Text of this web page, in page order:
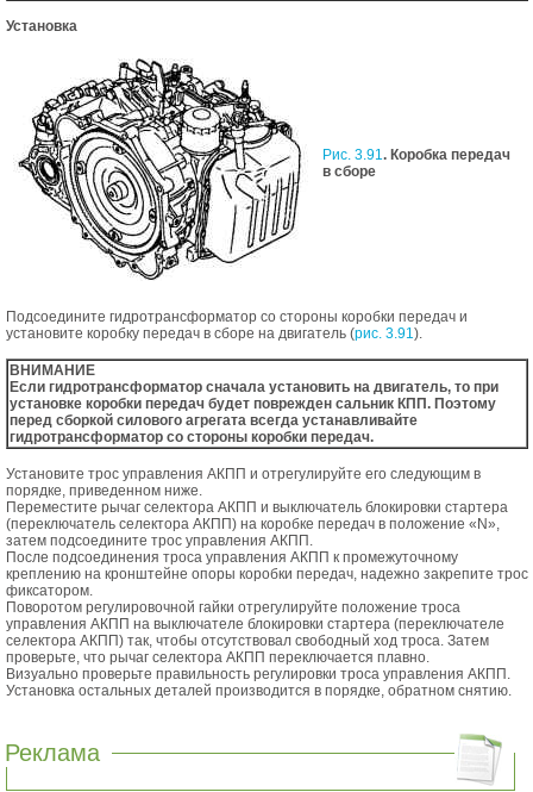
Установка
Рис. 3.91. Коробка передач
в сборе
Подсоедините гидротрансформатор со стороны коробки передач и
установите коробку передач в сборе на двигатель (рис. 3.91).
ВНИМАНИЕ
Если гидротрансформатор сначала установить на двигатель, то при
установке коробки передач будет поврежден сальник КПП. Поэтому
перед сборкой силового агрегата всегда устанавливайте
гидротрансформатор со стороны коробки передач.
Установите трос управления АКПП и отрегулируйте его следующим в
порядке, приведенном ниже.
Переместите рычаг селектора АКПП и выключатель блокировки стартера
(переключатель селектора АКПП) на коробке передач в положение «N»,
затем подсоедините трос управления АКПП.
После подсоединения троса управления АКПП к промежуточному
креплению на кронштейне опоры коробки передач, надежно закрепите трос
фиксатором.
Поворотом регулировочной гайки отрегулируйте положение троса
управления АКПП на выключателе блокировки стартера (переключателе
селектора АКПП) так, чтобы отсутствовал свободный ход троса. Затем
проверьте, что рычаг селектора АКПП переключается плавно.
Визуально проверьте правильность регулировки троса управления АКПП.
Установка остальных деталей производится в порядке, обратном снятию.
Реклама